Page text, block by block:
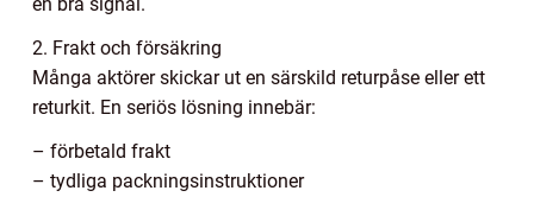
2. Frakt och försäkring
Många aktörer skickar ut en särskild returpåse eller ett
returkit. En seriös lösning innebär:
– förbetald frakt
– tydliga packningsinstruktioner